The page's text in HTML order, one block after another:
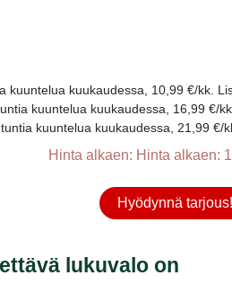
kuuntelua kuukaudessa, 10,99 €/kk.
kuuntelua kuukaudessa, 16,99 €/
kuuntelua kuukaudessa, 21,99 €/
Hinta alkaen: Hinta alkaen:
Hyödynnä tarjous!
lukuvalo on